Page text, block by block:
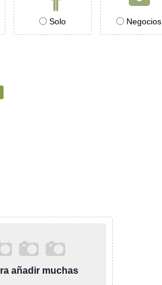
Solo Negocios
añadir muchas